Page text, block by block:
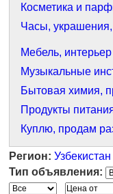
Косметика и
Часы,
Мебель, интерьер
Музыкальные
Бытовая химия,
Продукты
Куплю, продам
Регион: Узбекистан
Тип объявления: